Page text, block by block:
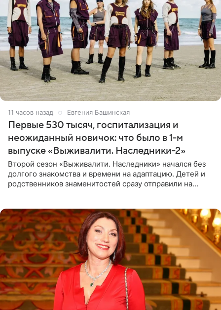
11 часов назад Евгения Башинская
Первые 530 тысяч, госпитализация и
неожиданный новичок: что было в 1-м
выпуске «Выживалити. Наследники-2»
Второй сезон «Выживалити. Наследники» начался без
долгого знакомства и времени на адаптацию. Детей и
родственников знаменитостей сразу отправили на